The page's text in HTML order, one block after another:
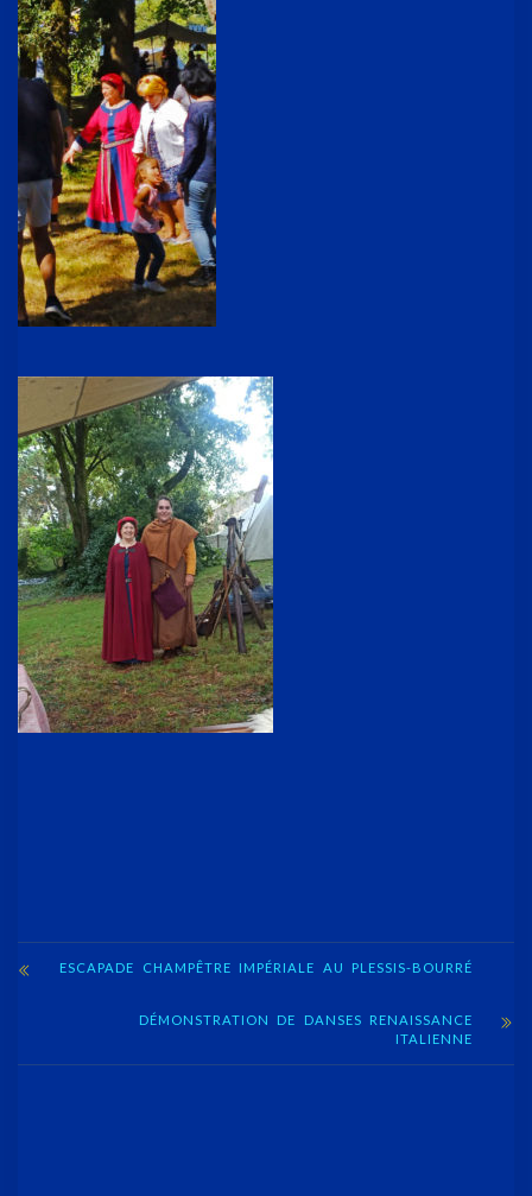
ESCAPADE CHAMPÊTRE IMPÉRIALE AU PLESSIS-BOURRÉ
DÉMONSTRATION DE DANSES RENAISSANCE
ITALIENNE